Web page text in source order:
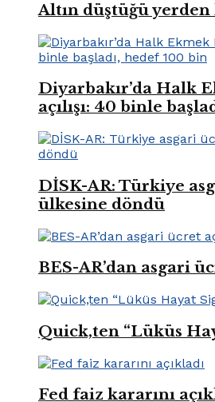
Altın düştüğü
Diyarbakır’da Halk
açılışı: 40 binle
DİSK-AR: Türkiye
ülkesine döndü
BES-AR’dan asgari
Quick,ten “Lüküs
Fed faiz kararını